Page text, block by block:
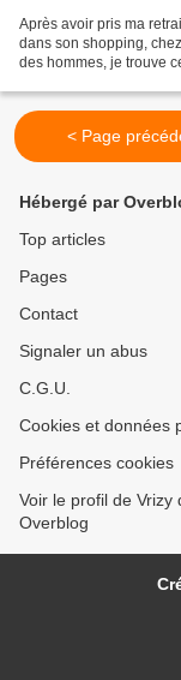
Après avoir pris ma
dans son shopping,
des hommes, je trouve
< Page
Hébergé par
Top articles
Pages
Contact
Signaler un abus
C.G.U.
Cookies et données
Préférences cookies
Voir le profil de
Overblog